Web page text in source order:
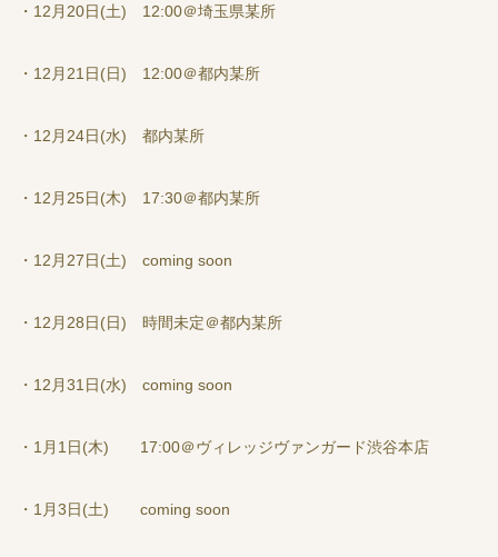
・12月20日(土) 12:00＠埼玉県某所
・12月21日(日) 12:00＠都内某所
・12月24日(水) 都内某所
・12月25日(木) 17:30＠都内某所
・12月27日(土) coming soon
・12月28日(日) 時間未定＠都内某所
・12月31日(水) coming soon
・1月1日(木) 17:00＠ヴィレッジヴァンガード渋谷本店
・1月3日(土) coming soon